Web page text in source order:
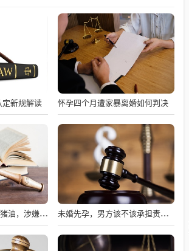
定新规解读 怀孕四个月遭家暴离婚如何判决
1人非法炼2540公斤猪油，涉嫌何罪？ 未婚先孕，男方该不该承担责任？